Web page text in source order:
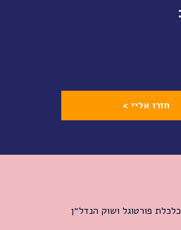
חזרו אליי >
כלכלת פורטוגל ושוק הנדל״ן